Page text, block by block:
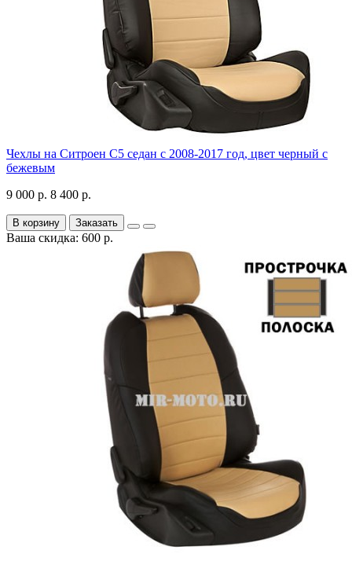
Чехлы на Ситроен С5 седан с 2008-2017 год, цвет черный с
бежевым
9 000 р. 8 400 р.
В корзину Заказать
Ваша скидка: 600 р.